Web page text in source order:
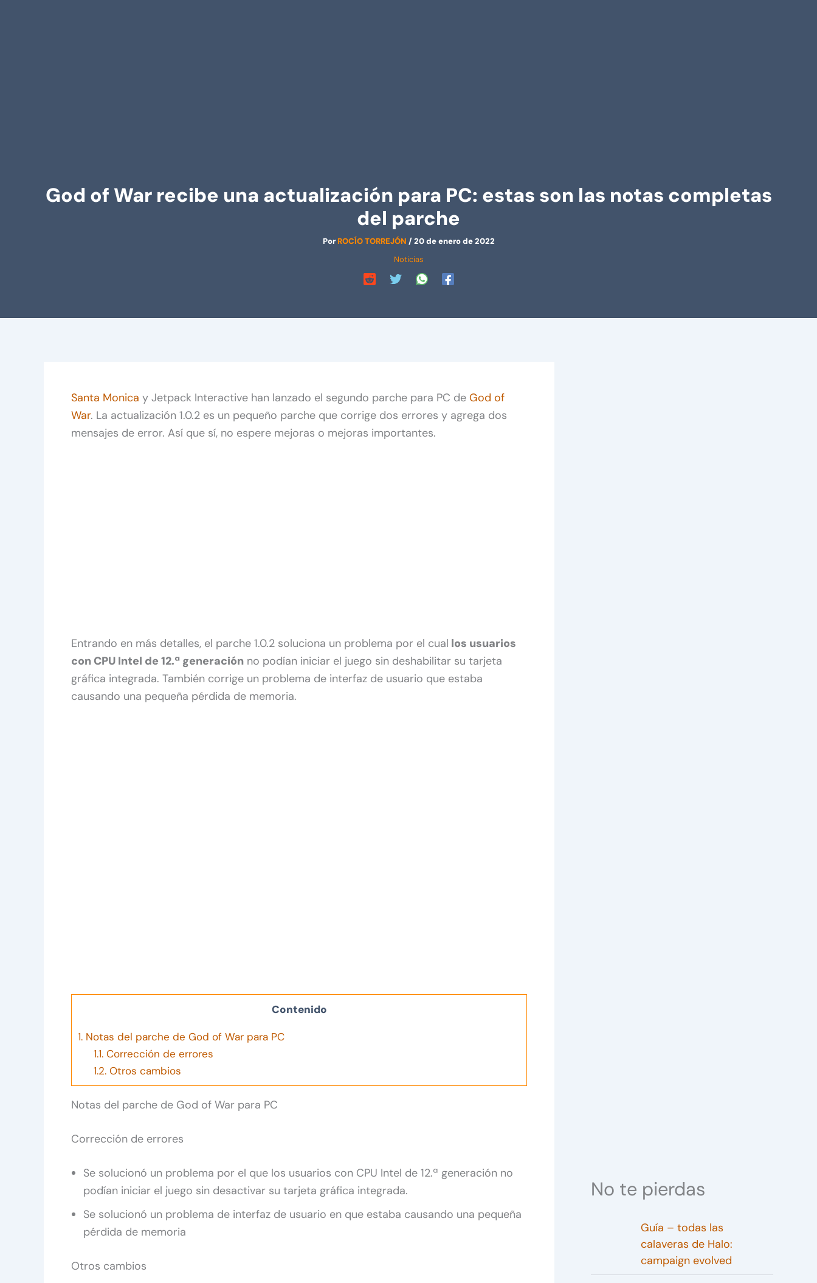
God of War recibe una actualización para PC: estas son las notas completas
del parche
PorROCÍO TORREJÓN /20 de enero de 2022
Noticias
Santa Monica y Jetpack Interactive han lanzado el segundo parche para PC de God of
War. La actualización 1.0.2 es un pequeño parche que corrige dos errores y agrega dos
mensajes de error. Así que sí, no espere mejoras o mejoras importantes.
Entrando en más detalles, el parche 1.0.2 soluciona un problema por el cual los usuarios
con CPU Intel de 12.ª generación no podían iniciar el juego sin deshabilitar su tarjeta
gráfica integrada. También corrige un problema de interfaz de usuario que estaba
causando una pequeña pérdida de memoria.
Contenido
1. Notas del parche de God of War para PC
1.1.Corrección de errores
1.2.Otros cambios
Notas del parche de God of War para PC
Corrección de errores
Se solucionó un problema por el que los usuarios con CPU Intel de 12.ª generación no
podían iniciar el juego sin desactivar su tarjeta gráfica integrada.
Se solucionó un problema de interfaz de usuario en que estaba causando una pequeña
pérdida de memoria
Otros cambios
No te pierdas
Guía – todas las
calaveras de Halo:
campaign evolved